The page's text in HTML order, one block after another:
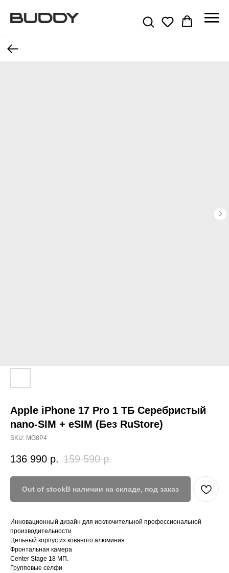
Назад
Apple iPhone 17 Pro 1 TБ Серебристый
nano-SIM + eSIM (Без RuStore)
SKU: MG8P4
136 990 р. 159 590 р.
Out of stock
Инновационный дизайн для исключительной профессиональной
производительности
Цельный корпус из кованого алюминия
Фронтальная камера
Center Stage 18 МП.
Групповые селфи